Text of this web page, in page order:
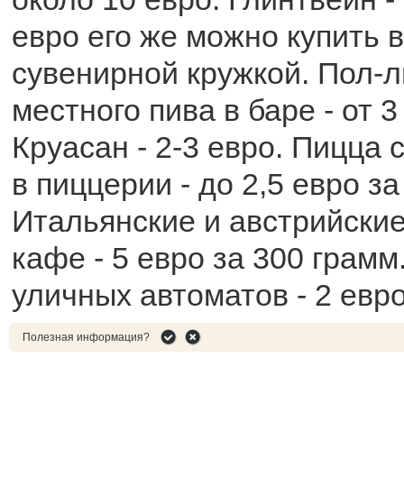
евро его же можно купить
сувенирной кружкой. Пол-
местного пива в баре - от
Круасан - 2-3 евро. Пицца
в пиццерии - до 2,5 евро за
Итальянские и
кафе - 5 евро за 300
уличных автоматов - 2
Полезная информация?